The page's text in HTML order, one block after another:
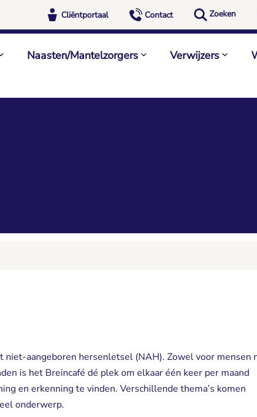
Cliëntportaal Contact Zoeken
Naasten/Mantelzorgers Verwijzers
aangeboren hersenletsel (NAH). Zowel voor mensen
is het Breincafé dé plek om elkaar één keer per maand
en erkenning te vinden. Verschillende thema’s komen
onderwerp.